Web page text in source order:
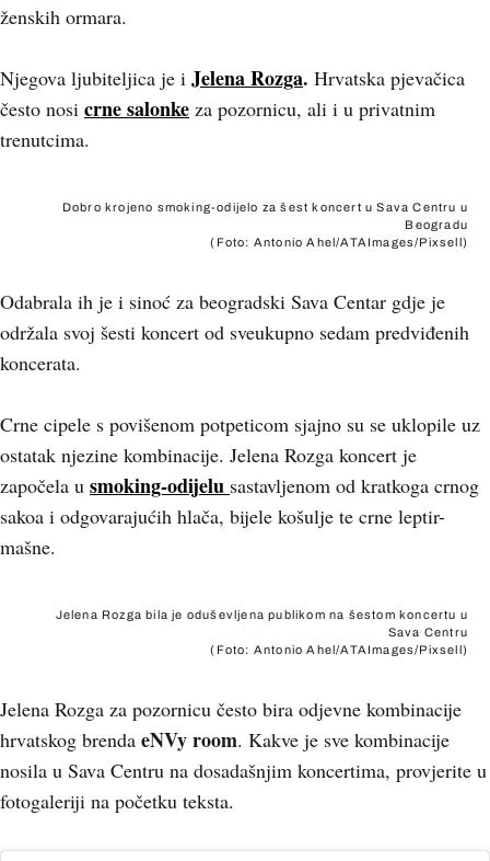
ženskih ormara.
Njegova ljubiteljica je i Jelena Rozga. Hrvatska pjevačica
često nosi crne salonke za pozornicu, ali i u privatnim
trenutcima.
Dobro krojeno smoking-odijelo za šest koncert u Sava Centru u
Beogradu
(Foto: Antonio Ahel/ATAImages/Pixsell)
Odabrala ih je i sinoć za beogradski Sava Centar gdje je
održala svoj šesti koncert od sveukupno sedam predviđenih
koncerata.
Crne cipele s povišenom potpeticom sjajno su se uklopile uz
ostatak njezine kombinacije. Jelena Rozga koncert je
započela u smoking-odijelu sastavljenom od kratkoga crnog
sakoa i odgovarajućih hlača, bijele košulje te crne leptir-
mašne.
Jelena Rozga bila je oduševljena publikom na šestom koncertu u
Sava Centru
(Foto: Antonio Ahel/ATAImages/Pixsell)
Jelena Rozga za pozornicu često bira odjevne kombinacije
hrvatskog brenda eNVy room. Kakve je sve kombinacije
nosila u Sava Centru na dosadašnjim koncertima, provjerite u
fotogaleriji na početku teksta.